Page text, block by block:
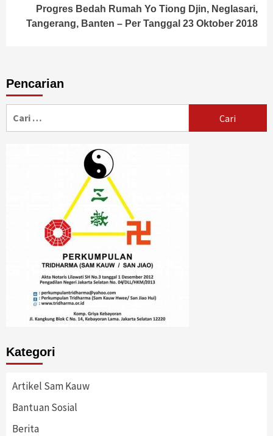
Progres Bedah Rumah Yo Tiong Djin, Neglasari,
Tangerang, Banten – Per Tanggal 23 Oktober 2018
Pencarian
Kategori
Artikel Sam Kauw
Bantuan Sosial
Berita